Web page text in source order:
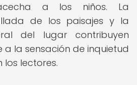
a los niños. La
de los paisajes y la
del lugar contribuyen
a la sensación de inquietud
los lectores.